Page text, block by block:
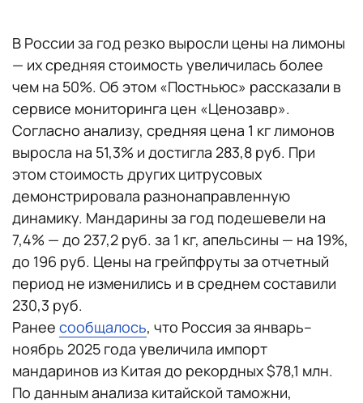
В России за год резко выросли цены на лимоны
— их средняя стоимость увеличилась более
чем на 50%. Об этом «Постньюс» рассказали в
сервисе мониторинга цен «Ценозавр».
Согласно анализу, средняя цена 1 кг лимонов
выросла на 51,3% и достигла 283,8 руб. При
этом стоимость других цитрусовых
демонстрировала разнонаправленную
динамику. Мандарины за год подешевели на
7,4% — до 237,2 руб. за 1 кг, апельсины — на 19%,
до 196 руб. Цены на грейпфруты за отчетный
период не изменились и в среднем составили
230,3 руб.
Ранее сообщалось, что Россия за январь–
ноябрь 2025 года увеличила импорт
мандаринов из Китая до рекордных $78,1 млн.
По данным анализа китайской таможни,